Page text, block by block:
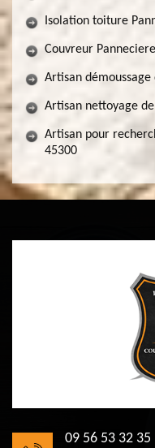
Isolation toiture
Couvreur
Artisan
Artisan nettoyage
Artisan pour
45300
09 56 53 32 35